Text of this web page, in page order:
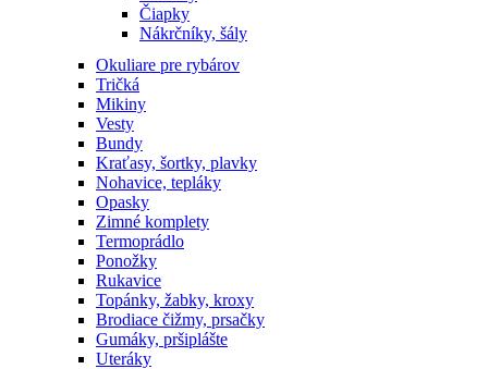
Čiapky
Nákrčníky, šály
Okuliare pre rybárov
Tričká
Mikiny
Vesty
Bundy
Kraťasy, šortky, plavky
Nohavice, tepláky
Opasky
Zimné komplety
Termoprádlo
Ponožky
Rukavice
Topánky, žabky, kroxy
Brodiace čižmy, prsačky
Gumáky, pršiplášte
Uteráky